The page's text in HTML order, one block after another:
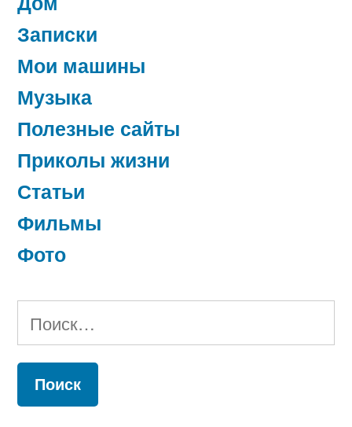
Записки
Мои машины
Музыка
Полезные сайты
Приколы жизни
Статьи
Фильмы
Фото
Найти: